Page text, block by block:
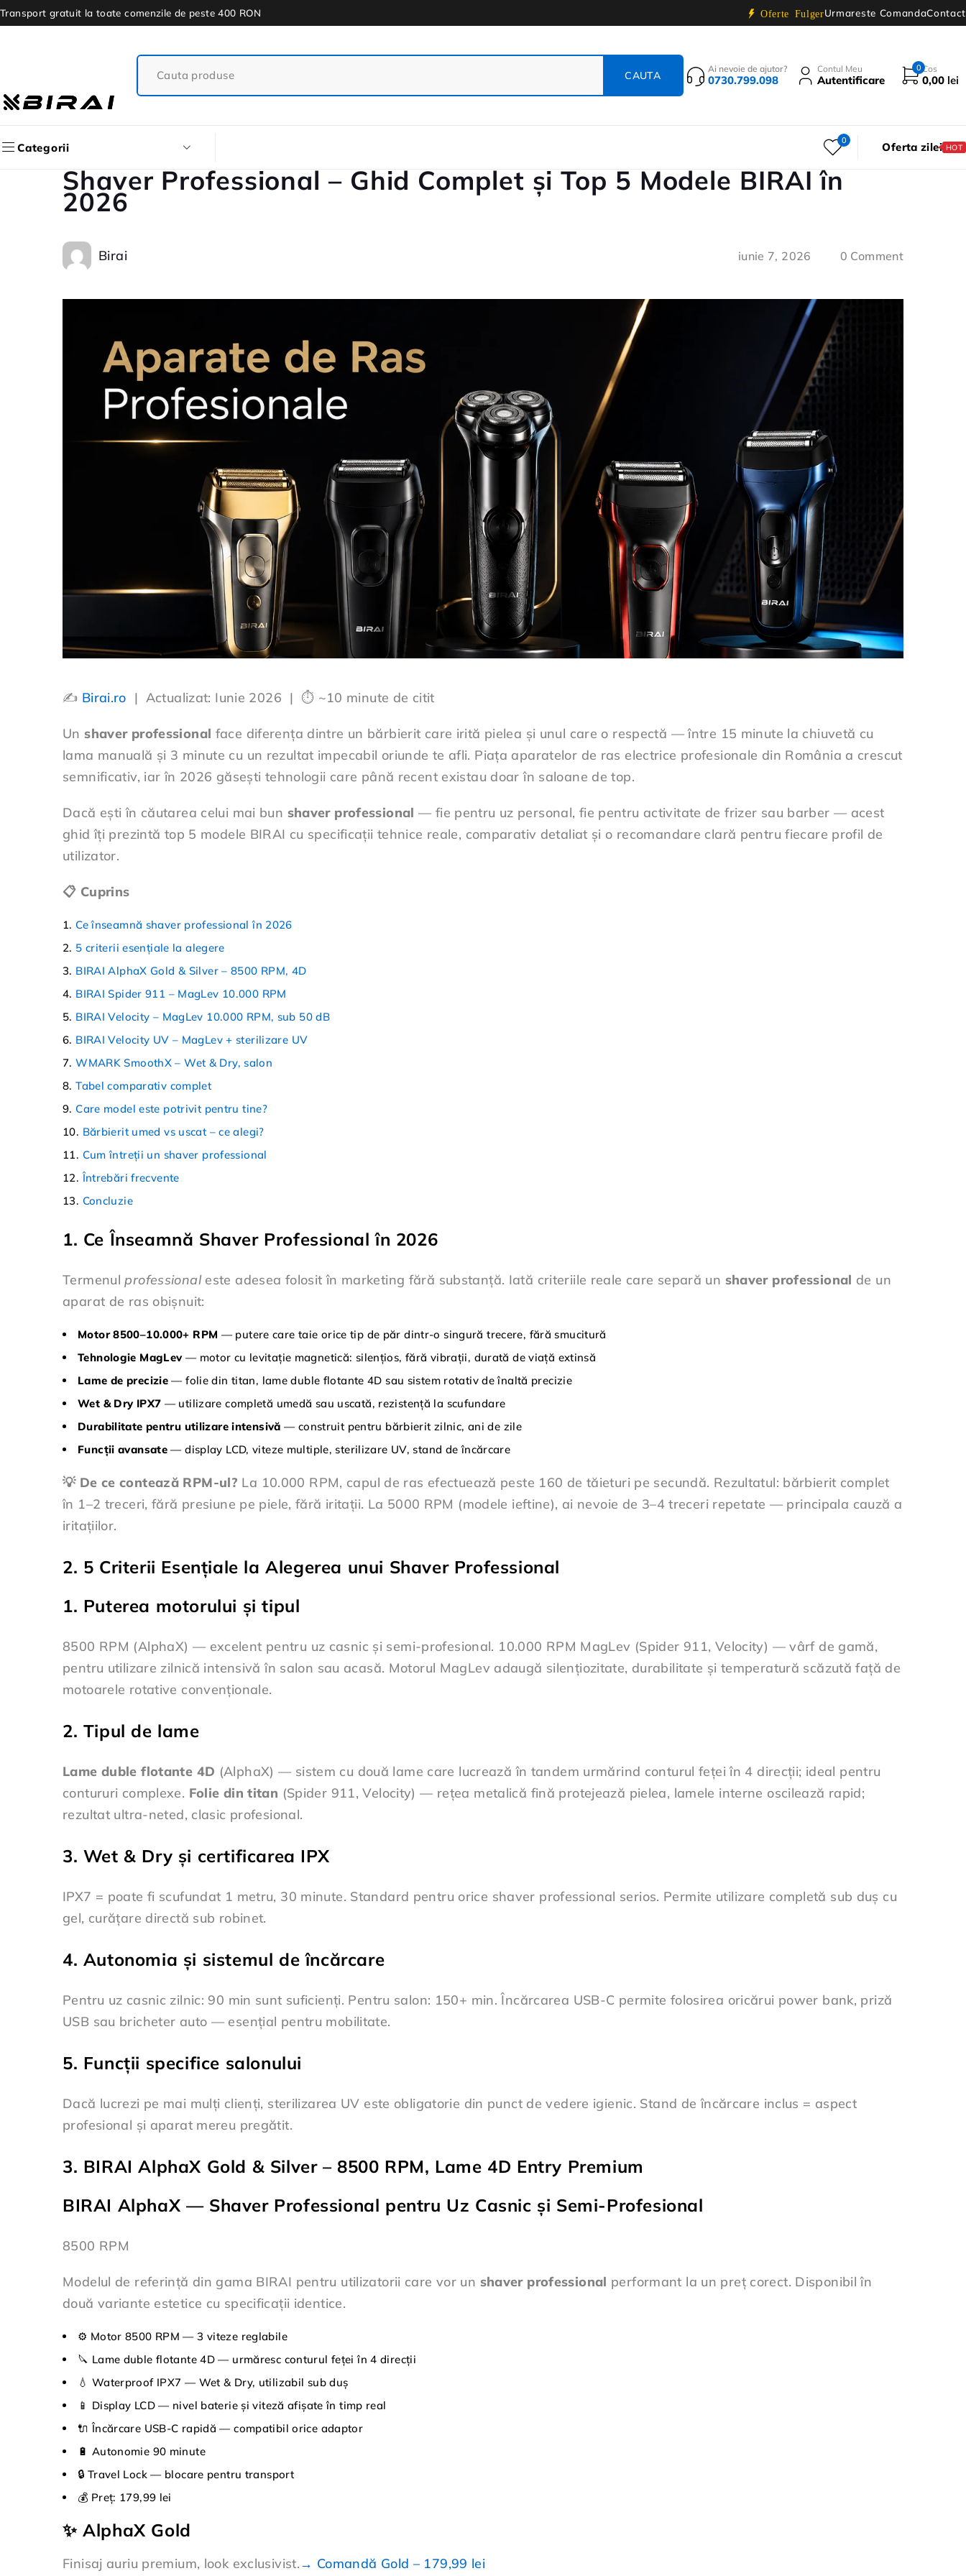
Transport gratuit la toate comenzile de peste 400 RON Oferte FulgerUrmareste ComandaContact
Ai nevoie de ajutor?
0730.799.098
Contul Meu
Autentificare
0 Cos
0,00 lei
Categorii
0 Oferta zilei HOT
Shaver Professional – Ghid Complet și Top 5 Modele BIRAI în
2026
Birai iunie 7, 2026 0 Comment
✍️ Birai.ro | Actualizat: Iunie 2026 | ⏱ ~10 minute de citit
Unshaver professional face diferența dintre un bărbierit care irită pielea și unul care o respectă — între 15 minute la chiuvetă cu
lama manuală și 3 minute cu un rezultat impecabil oriunde te afli. Piața aparatelor de ras electrice profesionale din România a crescut
semnificativ, iar în 2026 găsești tehnologii care până recent existau doar în saloane de top.
Dacă ești în căutarea celui mai bun shaver professional — fie pentru uz personal, fie pentru activitate de frizer sau barber — acest
ghid îți prezintă top 5 modele BIRAI cu specificații tehnice reale, comparativ detaliat și o recomandare clară pentru fiecare profil de
utilizator.
📋 Cuprins
Ce înseamnă shaver professional în 2026
5 criterii esențiale la alegere
BIRAI AlphaX Gold & Silver – 8500 RPM, 4D
BIRAI Spider 911 – MagLev 10.000 RPM
BIRAI Velocity – MagLev 10.000 RPM, sub 50 dB
BIRAI Velocity UV – MagLev + sterilizare UV
WMARK SmoothX – Wet & Dry, salon
Tabel comparativ complet
Care model este potrivit pentru tine?
Bărbierit umed vs uscat – ce alegi?
Cum întreții un shaver professional
Întrebări frecvente
Concluzie
1. Ce Înseamnă Shaver Professional în 2026
Termenulprofessionaleste adesea folosit în marketing fără substanță. Iată criteriile reale care separă un shaver professional de un
aparat de ras obișnuit:
Motor 8500–10.000+ RPM — putere care taie orice tip de păr dintr-o singură trecere, fără smucitură
Tehnologie MagLev— motor cu levitație magnetică: silențios, fără vibrații, durată de viață extinsă
Lame de precizie — folie din titan, lame duble flotante 4D sau sistem rotativ de înaltă precizie
Wet & Dry IPX7 — utilizare completă umedă sau uscată, rezistență la scufundare
Durabilitate pentru utilizare intensivă — construit pentru bărbierit zilnic, ani de zile
Funcții avansate — display LCD, viteze multiple, sterilizare UV, stand de încărcare
💡 De ce contează RPM-ul? La 10.000 RPM, capul de ras efectuează peste 160 de tăieturi pe secundă. Rezultatul: bărbierit complet
în 1–2 treceri, fără presiune pe piele, fără iritații. La 5000 RPM (modele ieftine), ai nevoie de 3–4 treceri repetate — principala cauză a
iritațiilor.
2. 5 Criterii Esențiale la Alegerea unui Shaver Professional
1. Puterea motorului și tipul
8500 RPM (AlphaX) — excelent pentru uz casnic și semi-profesional. 10.000 RPM MagLev (Spider 911, Velocity) — vârf de gamă,
pentru utilizare zilnică intensivă în salon sau acasă. Motorul MagLev adaugă silențiozitate, durabilitate și temperatură scăzută față de
motoarele rotative convenționale.
2. Tipul de lame
Lame duble flotante 4D (AlphaX) — sistem cu două lame care lucrează în tandem urmărind conturul feței în 4 direcții; ideal pentru
contururi complexe. Folie din titan (Spider 911, Velocity) — rețea metalică fină protejează pielea, lamele interne oscilează rapid;
rezultat ultra-neted, clasic profesional.
3. Wet & Dry și certificarea IPX
IPX7 = poate fi scufundat 1 metru, 30 minute. Standard pentru orice shaver professional serios. Permite utilizare completă sub duș cu
gel, curățare directă sub robinet.
4. Autonomia și sistemul de încărcare
Pentru uz casnic zilnic: 90 min sunt suficienți. Pentru salon: 150+ min. Încărcarea USB-C permite folosirea oricărui power bank, priză
USB sau bricheter auto — esențial pentru mobilitate.
5. Funcții specifice salonului
Dacă lucrezi pe mai mulți clienți, sterilizarea UV este obligatorie din punct de vedere igienic. Stand de încărcare inclus = aspect
profesional și aparat mereu pregătit.
3. BIRAI AlphaX Gold & Silver – 8500 RPM, Lame 4D Entry Premium
BIRAI AlphaX — Shaver Professional pentru Uz Casnic și Semi-Profesional
8500 RPM
Modelul de referință din gama BIRAI pentru utilizatorii care vor un shaver professional performant la un preț corect. Disponibil în
două variante estetice cu specificații identice.
⚙️ Motor 8500 RPM — 3 viteze reglabile
🔪 Lame duble flotante 4D — urmăresc conturul feței în 4 direcții
💧 Waterproof IPX7 — Wet & Dry, utilizabil sub duș
📱 Display LCD — nivel baterie și viteză afișate în timp real
🔌 Încărcare USB-C rapidă — compatibil orice adaptor
🔋 Autonomie 90 minute
🔒 Travel Lock — blocare pentru transport
💰 Preț: 179,99 lei
✨ AlphaX Gold
Finisaj auriu premium, look exclusivist.→ Comandă Gold – 179,99 lei